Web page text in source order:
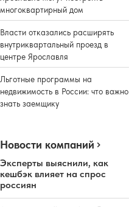
многоквартирный дом
Власти отказались расширять
внутриквартальный проезд в
центре Ярославля
Льготные программы на
недвижимость в России: что важно
знать заемщику
Новости компаний
Эксперты выяснили, как
кешбэк влияет на спрос
россиян